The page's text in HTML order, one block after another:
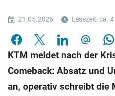
21.05.2026 Lesezeit: ca.
KTM meldet nach der
Comeback: Absatz und
an, operativ schreibt die